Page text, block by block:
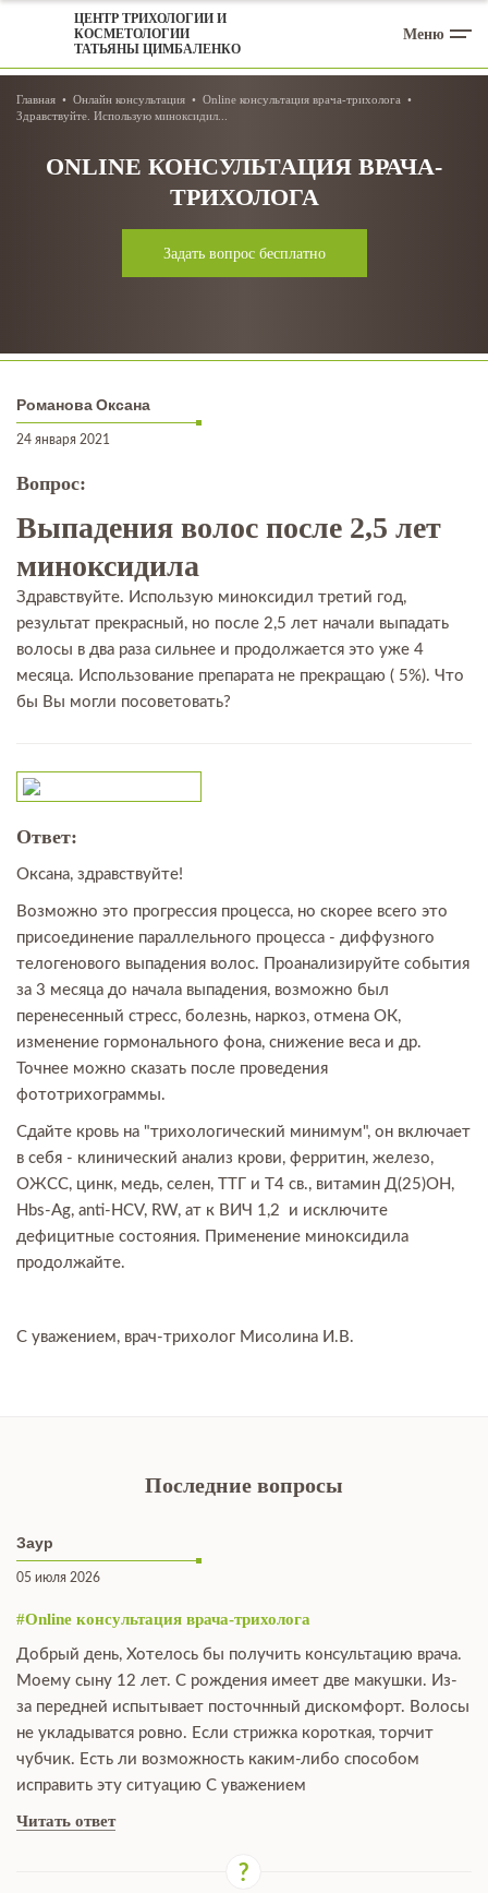
ЦЕНТР ТРИХОЛОГИИ И
КОСМЕТОЛОГИИ
ТАТЬЯНЫ ЦИМБАЛЕНКО
Меню
Главная Онлайн консультация
Online консультация врача-трихолога
Здравствуйте. Использую миноксидил...
ONLINE КОНСУЛЬТАЦИЯ ВРАЧА-
ТРИХОЛОГА
Задать вопрос бесплатно
Романова Оксана
24 января 2021
Вопрос:
Выпадения волос после 2,5 лет
миноксидила
Здравствуйте. Использую миноксидил третий год,
результат прекрасный, но после 2,5 лет начали выпадать
волосы в два раза сильнее и продолжается это уже 4
месяца. Использование препарата не прекращаю ( 5%). Что
бы Вы могли посоветовать?
Ответ:
Оксана, здравствуйте!
Возможно это прогрессия процесса, но скорее всего это
присоединение параллельного процесса - диффузного
телогенового выпадения волос. Проанализируйте события
за 3 месяца до начала выпадения, возможно был
перенесенный стресс, болезнь, наркоз, отмена ОК,
изменение гормонального фона, снижение веса и др.
Точнее можно сказать после проведения
фототрихограммы.
Сдайте кровь на "трихологический минимум", он включает
в себя - клинический анализ крови, ферритин, железо,
ОЖСС, цинк, медь, селен, ТТГ и Т4 св., витамин Д(25)ОН,
Hbs-Ag, anti-HCV, RW, ат к ВИЧ 1,2 и исключите
дефицитные состояния. Применение миноксидила
продолжайте.
С уважением, врач-трихолог Мисолина И.В.
Последние вопросы
Заур
05 июля 2026
#Online консультация врача-трихолога
Добрый день, Хотелось бы получить консультацию врача.
Моему сыну 12 лет. С рождения имеет две макушки. Из-
за передней испытывает посточнный дискомфорт. Волосы
не укладыватся ровно. Если стрижка короткая, торчит
чубчик. Есть ли возможность каким-либо способом
исправить эту ситуацию С уважением
Читать ответ